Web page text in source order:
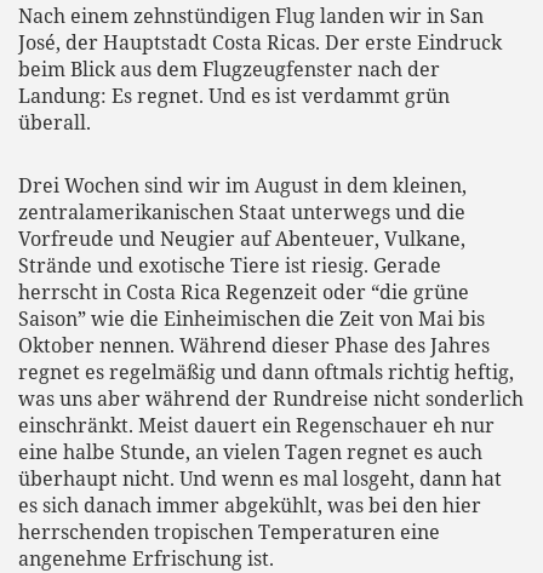
Nach einem zehnstündigen Flug landen wir in San
José, der Hauptstadt Costa Ricas. Der erste Eindruck
beim Blick aus dem Flugzeugfenster nach der
Landung: Es regnet. Und es ist verdammt grün
überall.
Drei Wochen sind wir im August in dem kleinen,
zentralamerikanischen Staat unterwegs und die
Vorfreude und Neugier auf Abenteuer, Vulkane,
Strände und exotische Tiere ist riesig. Gerade
herrscht in Costa Rica Regenzeit oder “die grüne
Saison” wie die Einheimischen die Zeit von Mai bis
Oktober nennen. Während dieser Phase des Jahres
regnet es regelmäßig und dann oftmals richtig heftig,
was uns aber während der Rundreise nicht sonderlich
einschränkt. Meist dauert ein Regenschauer eh nur
eine halbe Stunde, an vielen Tagen regnet es auch
überhaupt nicht. Und wenn es mal losgeht, dann hat
es sich danach immer abgekühlt, was bei den hier
herrschenden tropischen Temperaturen eine
angenehme Erfrischung ist.